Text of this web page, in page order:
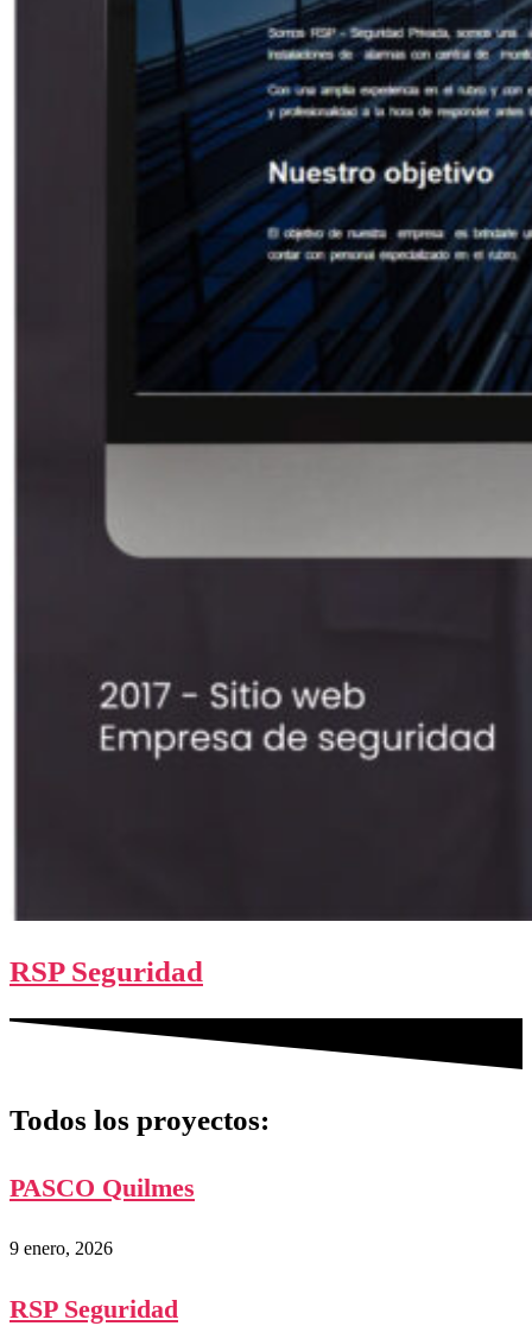
RSP Seguridad
Todos los proyectos:
PASCO Quilmes
9 enero, 2026
RSP Seguridad